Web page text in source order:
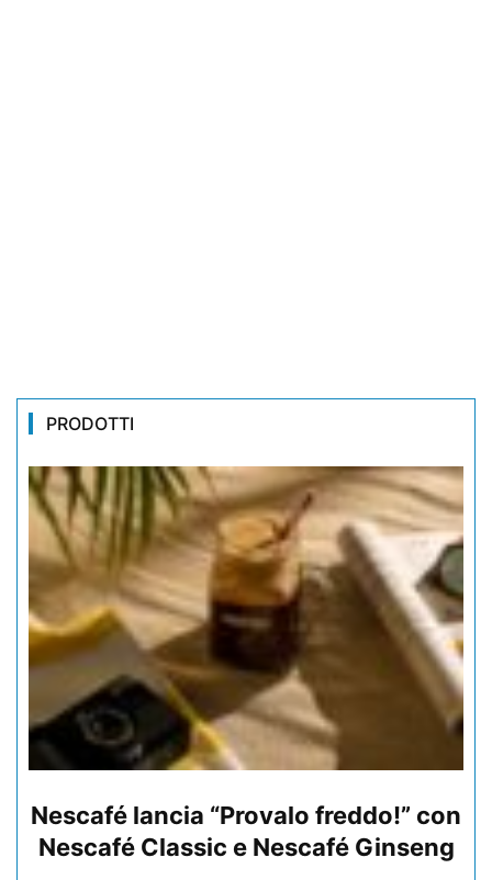
PRODOTTI
Nescafé lancia “Provalo freddo!” con
Nescafé Classic e Nescafé Ginseng